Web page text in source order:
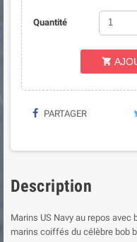
Quantité

PARTAGER
Description
Marins US Navy au repos
marins coiffés du célèbre bob